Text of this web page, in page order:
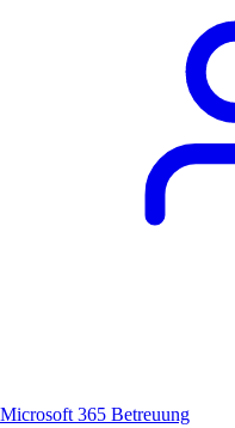
Microsoft 365 Betreuung